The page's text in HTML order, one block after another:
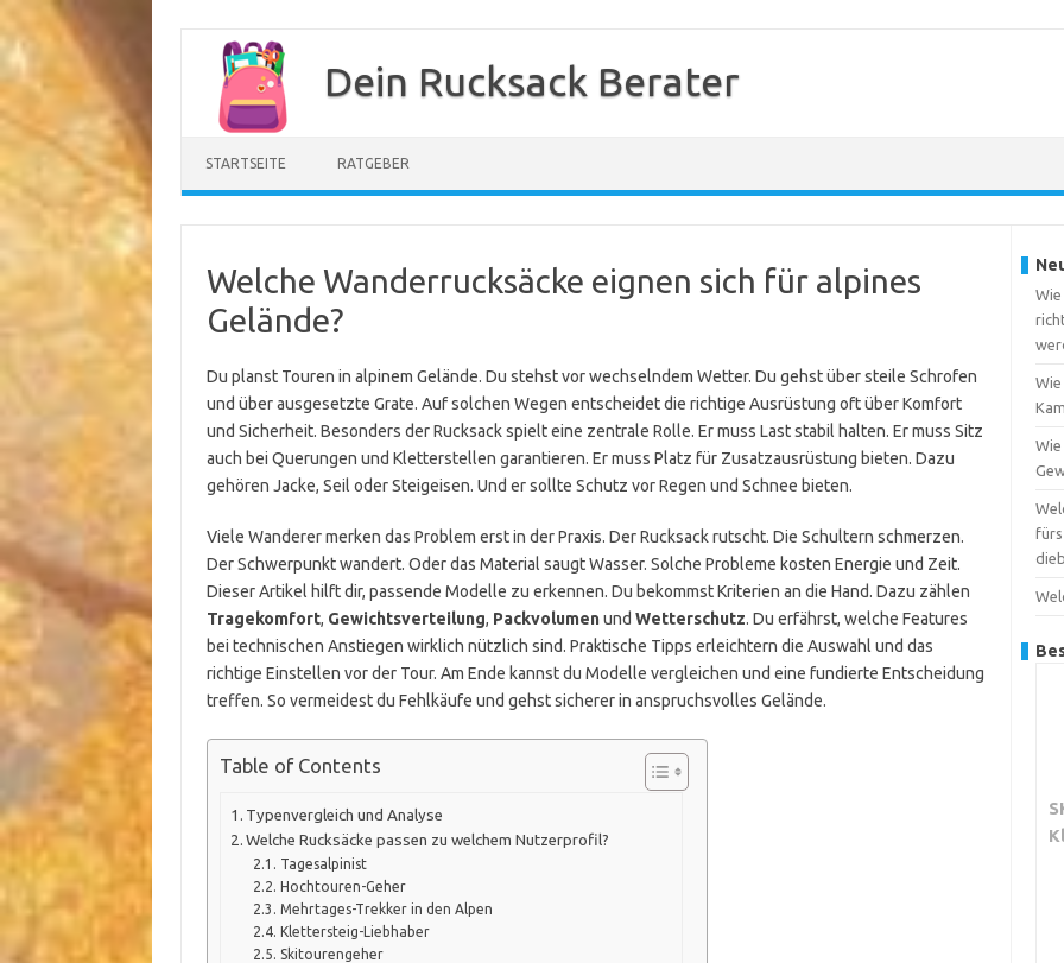
springen
Dein Rucksack Berater
STARTSEITE RATGEBER
Welche Wanderrucksäcke eignen sich für alpines
Gelände?
Du planst Touren in alpinem Gelände. Du stehst vor wechselndem Wetter. Du gehst über steile Schrofen
und über ausgesetzte Grate. Auf solchen Wegen entscheidet die richtige Ausrüstung oft über Komfort
und Sicherheit. Besonders der Rucksack spielt eine zentrale Rolle. Er muss Last stabil halten. Er muss Sitz
auch bei Querungen und Kletterstellen garantieren. Er muss Platz für Zusatzausrüstung bieten. Dazu
gehören Jacke, Seil oder Steigeisen. Und er sollte Schutz vor Regen und Schnee bieten.
Viele Wanderer merken das Problem erst in der Praxis. Der Rucksack rutscht. Die Schultern schmerzen.
Der Schwerpunkt wandert. Oder das Material saugt Wasser. Solche Probleme kosten Energie und Zeit.
Dieser Artikel hilft dir, passende Modelle zu erkennen. Du bekommst Kriterien an die Hand. Dazu zählen
Tragekomfort, Gewichtsverteilung, Packvolumenund Wetterschutz. Du erfährst, welche Features
bei technischen Anstiegen wirklich nützlich sind. Praktische Tipps erleichtern die Auswahl und das
richtige Einstellen vor der Tour. Am Ende kannst du Modelle vergleichen und eine fundierte Entscheidung
treffen. So vermeidest du Fehlkäufe und gehst sicherer in anspruchsvolles Gelände.
Table of Contents
Typenvergleich und Analyse
Welche Rucksäcke passen zu welchem Nutzerprofil?
Tagesalpinist
Hochtouren-Geher
Mehrtages-Trekker in den Alpen
Klettersteig-Liebhaber
Skitourengeher